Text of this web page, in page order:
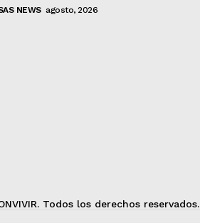
NEWS agosto, 2026
Todos los derechos reservados.